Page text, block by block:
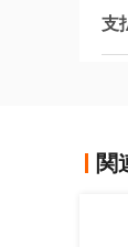
支
関